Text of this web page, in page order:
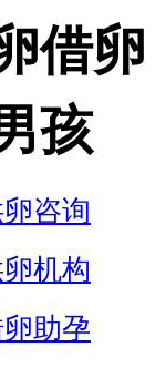
借卵
孩
咨询
机构
助孕